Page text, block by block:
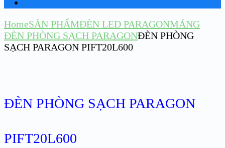
HomeSẢN PHẨMĐÈN LED PARAGONMÁNG
ĐÈN PHÒNG SẠCH PARAGONĐÈN PHÒNG
SẠCH PARAGON PIFT20L600
ĐÈN PHÒNG SẠCH PARAGON
PIFT20L600